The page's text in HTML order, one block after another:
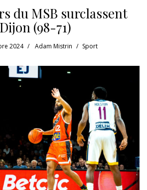
du MSB surclassent
Dijon (98-71)
2024 Adam Mistrin Sport